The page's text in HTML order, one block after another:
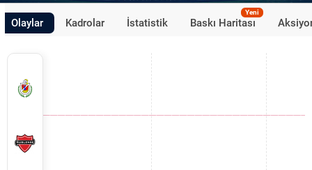
Olaylar Kadrolar İstatistik Baskı Haritası
Yeni